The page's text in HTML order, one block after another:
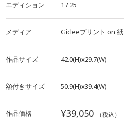
エディション 1 / 25
メディア Gicleeプリント on 紙
作品サイズ 42.0(H)x29.7(W)
額付きサイズ 50.9(H)x39.4(W)
作品価格 ¥39,050 （税込）